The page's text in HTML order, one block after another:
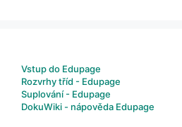
Vstup do Edupage
Rozvrhy tříd - Edupage
Suplování - Edupage
DokuWiki - nápověda Edupage